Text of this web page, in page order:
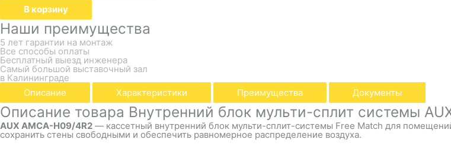
В корзину
Наши преимущества
5 лет гарантии на монтаж
Все способы оплаты
Бесплатный выезд инженера
Самый большой выставочный зал
в Калининграде
Описание
Характеристики Преимущества Документы
Описание товара Внутренний блок мульти-сплит системы
AUX AMCA-H09/4R2 — кассетный внутренний блок мульти-сплит-системы Free Match для
сохранить стены свободными и обеспечить равномерное распределение воздуха.